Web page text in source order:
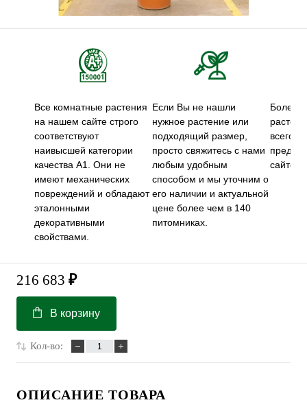
Все комнатные растения
на нашем сайте строго
соответствуют
наивысшей категории
качества А1. Они не
имеют механических
повреждений и обладают
эталонными
декоративными
свойствами.
Если Вы не нашли
нужное растение или
подходящий размер,
просто свяжитесь с нами
любым удобным
способом и мы уточним о
его наличии и актуальной
цене более чем в 140
питомниках.
Более
всего
сайте.
216 683 ₽
В корзину
Кол-во:
ОПИСАНИЕ ТОВАРА